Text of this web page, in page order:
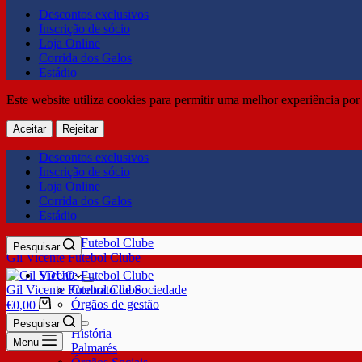
Descontos exclusivos
Inscrição de sócio
Loja Online
Corrida dos Galos
Estádio
Este website utiliza cookies para permitir uma melhor experiência
Aceitar Rejeitar
Descontos exclusivos
Inscrição de sócio
Loja Online
Corrida dos Galos
Estádio
Gil Vicente Futebol Clube
Pesquisar
SDUQ
Contrato de Sociedade
Órgãos de gestão
Clube
História
Palmarés
Gil Vicente Futebol Clube
€0,00
Pesquisar
Menu